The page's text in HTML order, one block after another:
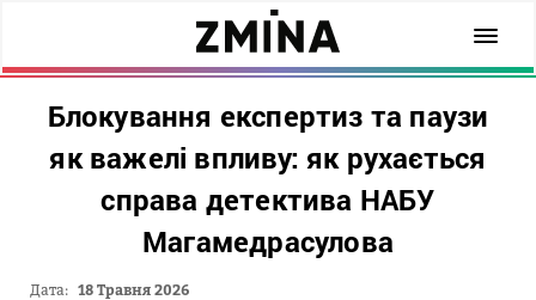
Блокування експертиз та паузи
як важелі впливу: як рухається
справа детектива НАБУ
Магамедрасулова
Дата: 18 Травня 2026